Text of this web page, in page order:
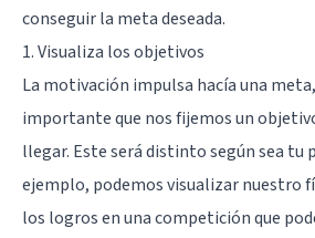
conseguir la meta deseada.
1. Visualiza los objetivos
La motivación impulsa hacía una meta,
importante que nos fijemos un
llegar. Este será distinto según sea tu
ejemplo, podemos visualizar nuestro
los logros en una competición que